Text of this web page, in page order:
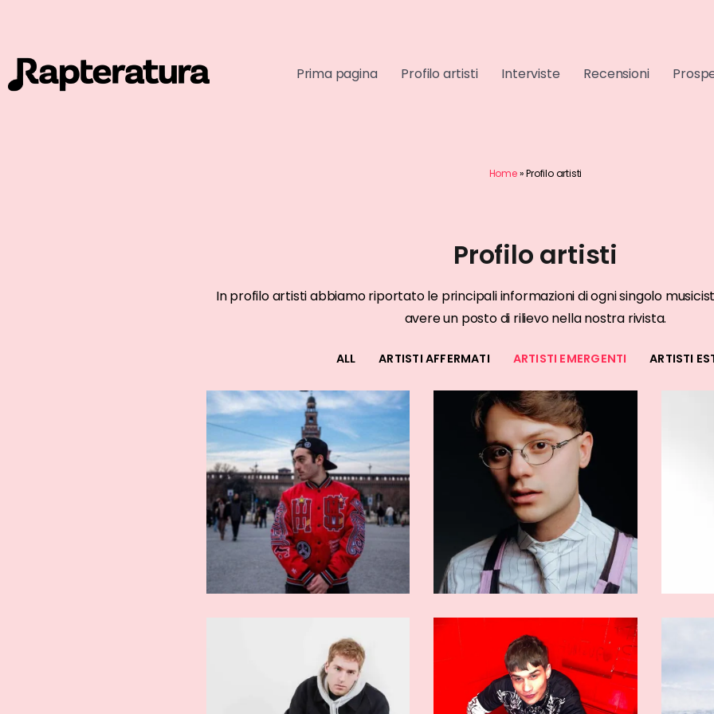
Prima pagina Profilo artisti Interviste Recensioni
Home»Profilo artisti
Profilo artisti
In profilo artisti abbiamo riportato le principali informazioni di ogni singolo
avere un posto di rilievo nella nostra rivista.
ALL ARTISTI AFFERMATI ARTISTI EMERGENTI ARTISTI
Diss Gacha
ARTISTI EMERGENTI
blue27
ARTISTI EMERGENTI
Lacoin
ARTISTI EMERGENTI
Medy